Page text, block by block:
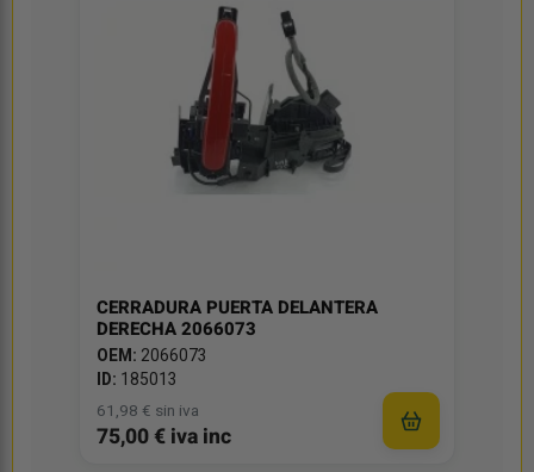
CERRADURA PUERTA DELANTERA
DERECHA 2066073
OEM: 2066073
ID: 185013
61,98 € sin iva
75,00 € iva inc